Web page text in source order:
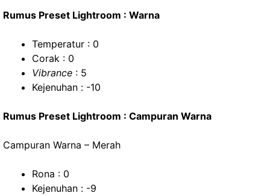
Rumus Preset Lightroom : Warna
Temperatur : 0
Corak : 0
Vibrance : 5
Kejenuhan : -10
Rumus Preset Lightroom : Campuran Warna
Campuran Warna – Merah
Rona : 0
Kejenuhan : -9